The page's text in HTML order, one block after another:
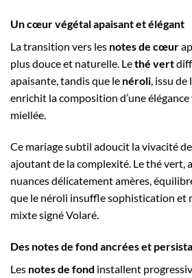
Un cœur végétal apaisant et élégant
La transition vers les notes de cœur
plus douce et naturelle. Lethé vert
apaisante, tandis que le néroli, issu de
enrichit la composition d’une
miellée.
Ce mariage subtil adoucit la vivacité
ajoutant de la complexité. Le thé vert,
nuances délicatement amères,
que le néroli insuffle sophistication et
mixte signé Volaré.
Des notes de fond ancrées et
Les notes de fond installent